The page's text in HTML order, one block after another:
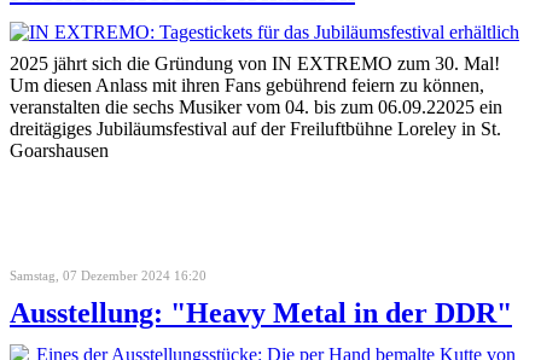
2025 jährt sich die Gründung von IN EXTREMO zum 30. Mal!
Um diesen Anlass mit ihren Fans gebührend feiern zu können,
veranstalten die sechs Musiker vom 04. bis zum 06.09.22025 ein
dreitägiges Jubiläumsfestival auf der Freiluftbühne Loreley in St.
Goarshausen
Samstag, 07 Dezember 2024 16:20
Ausstellung: "Heavy Metal in der DDR"